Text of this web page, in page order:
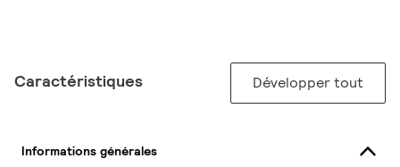
Caractéristiques Développer tout
Informations générales